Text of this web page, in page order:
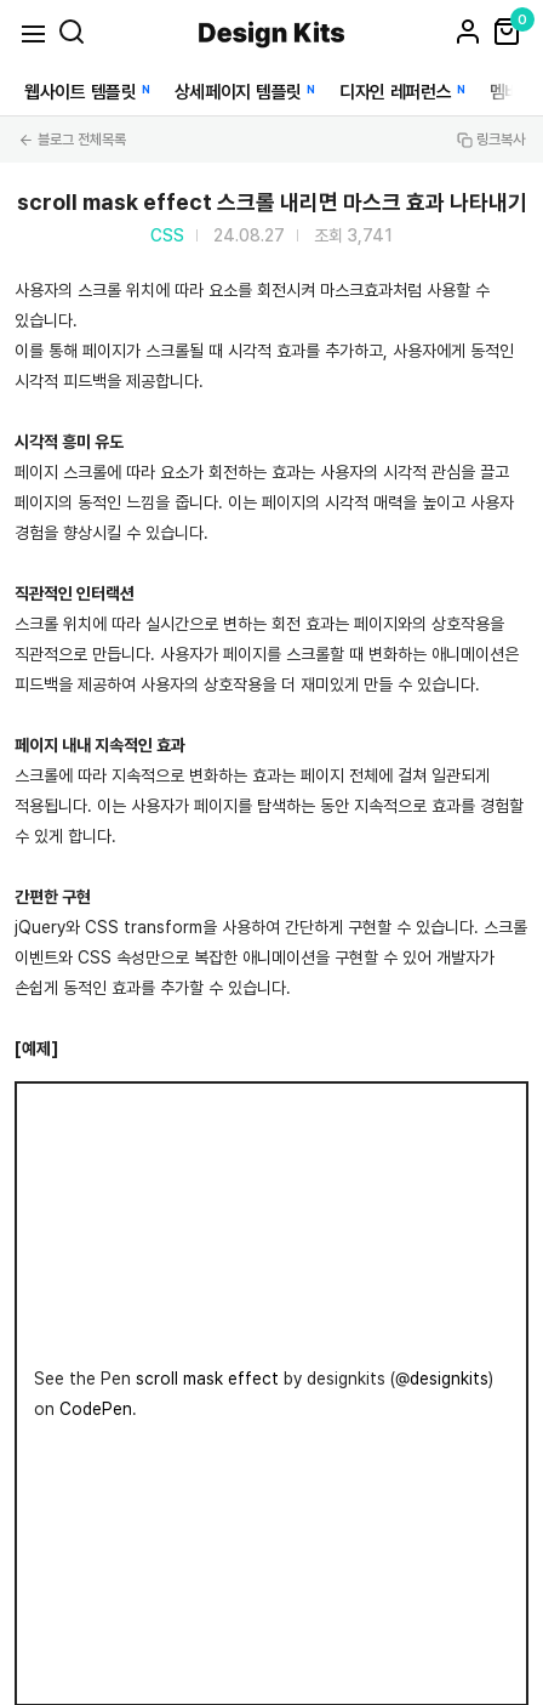
0
웹사이트 템플릿 N 상세페이지 템플릿 N 디자인 레퍼런스 N 멤버십
블로그 전체목록 링크복사
scroll mask effect 스크롤 내리면 마스크 효과 나타내기
CSS 24.08.27 조회 3,741
사용자의 스크롤 위치에 따라 요소를 회전시켜 마스크효과처럼 사용할 수
있습니다.
이를 통해 페이지가 스크롤될 때 시각적 효과를 추가하고, 사용자에게 동적인
시각적 피드백을 제공합니다.
시각적 흥미 유도
페이지 스크롤에 따라 요소가 회전하는 효과는 사용자의 시각적 관심을 끌고
페이지의 동적인 느낌을 줍니다. 이는 페이지의 시각적 매력을 높이고 사용자
경험을 향상시킬 수 있습니다.
직관적인 인터랙션
스크롤 위치에 따라 실시간으로 변하는 회전 효과는 페이지와의 상호작용을
직관적으로 만듭니다. 사용자가 페이지를 스크롤할 때 변화하는 애니메이션은
피드백을 제공하여 사용자의 상호작용을 더 재미있게 만들 수 있습니다.
페이지 내내 지속적인 효과
스크롤에 따라 지속적으로 변화하는 효과는 페이지 전체에 걸쳐 일관되게
적용됩니다. 이는 사용자가 페이지를 탐색하는 동안 지속적으로 효과를 경험할
수 있게 합니다.
간편한 구현
jQuery와 CSS transform을 사용하여 간단하게 구현할 수 있습니다. 스크롤
이벤트와 CSS 속성만으로 복잡한 애니메이션을 구현할 수 있어 개발자가
손쉽게 동적인 효과를 추가할 수 있습니다.
[예제]
See the Pen scroll mask effect by designkits (@designkits)
on CodePen.